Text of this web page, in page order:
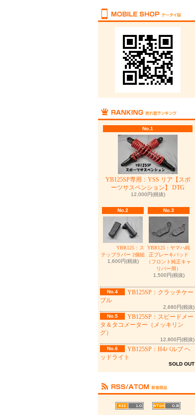
No.1
YB125SP専用：YSS リア【スポ
ーツサスペンション】 DTG
12,000円(税抜)
No.2
YBR125：ス
テップラバー 2個組
1,600円(税抜)
No.3
YBR125：ヤマハ純
正ブレーキパッド
（フロント純正キャ
リパー用）
1,500円(税抜)
No.4
YB125SP：クラッチケー
ブル
2,680円(税抜)
No.5
YB125SP：スピードメー
タ＆タコメーター（メッキリン
グ）
12,800円(税抜)
No.6
YB125SP：H4バルブ ヘ
ッドライト
SOLD OUT